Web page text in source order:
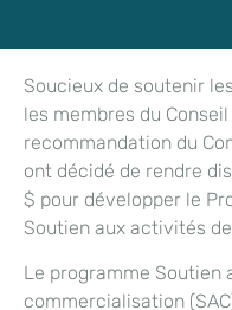
Soucieux de soutenir
les membres du
recommandation du
ont décidé de rendre
$ pour développer le
Soutien aux activités
Le programme Soutien
commercialisation